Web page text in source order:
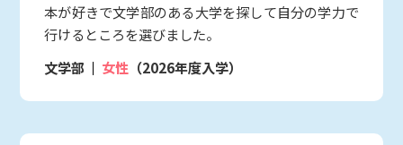
本が好きで文学部のある大学を探して自分の学力で
行けるところを選びました。
文学部
女性 （2026年度入学）